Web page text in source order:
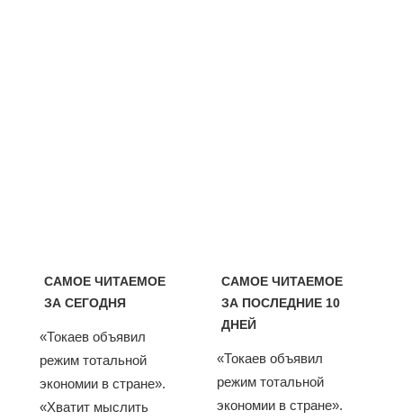
САМОЕ ЧИТАЕМОЕ
ЗА СЕГОДНЯ
«Токаев объявил
режим тотальной
экономии в стране».
«Хватит мыслить
САМОЕ ЧИТАЕМОЕ
ЗА ПОСЛЕДНИЕ 10
ДНЕЙ
«Токаев объявил
режим тотальной
экономии в стране».